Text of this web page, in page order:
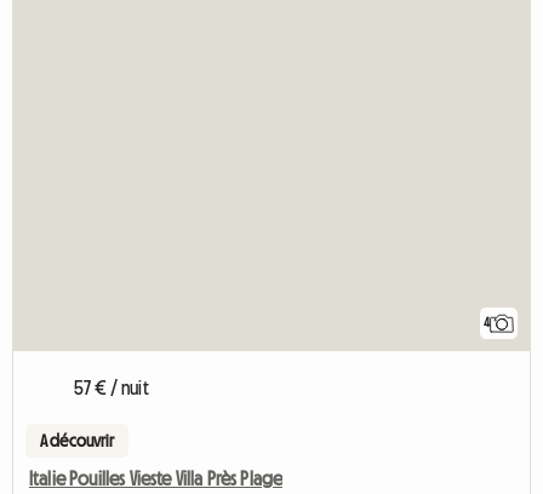
4
57 € / nuit
A découvrir
Italie Pouilles Vieste Villa Près Plage